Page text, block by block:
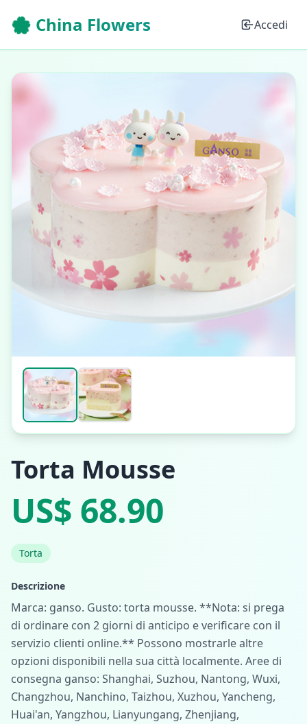
🌸 China Flowers Accedi
Torta Mousse
US$ 68.90
Torta
Descrizione
Marca: ganso. Gusto: torta mousse. **Nota: si prega
di ordinare con 2 giorni di anticipo e verificare con il
servizio clienti online.** Possono mostrarle altre
opzioni disponibili nella sua città localmente. Aree di
consegna ganso: Shanghai, Suzhou, Nantong, Wuxi,
Changzhou, Nanchino, Taizhou, Xuzhou, Yancheng,
Huai'an, Yangzhou, Lianyungang, Zhenjiang,